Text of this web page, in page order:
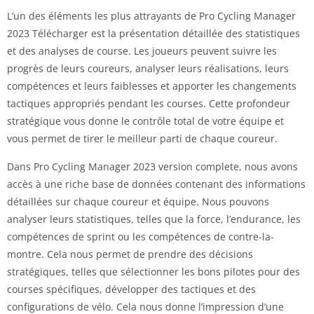
L’un des éléments les plus attrayants de Pro Cycling Manager
2023 Télécharger est la présentation détaillée des statistiques
et des analyses de course. Les joueurs peuvent suivre les
progrès de leurs coureurs, analyser leurs réalisations, leurs
compétences et leurs faiblesses et apporter les changements
tactiques appropriés pendant les courses. Cette profondeur
stratégique vous donne le contrôle total de votre équipe et
vous permet de tirer le meilleur parti de chaque coureur.
Dans Pro Cycling Manager 2023 version complete, nous avons
accès à une riche base de données contenant des informations
détaillées sur chaque coureur et équipe. Nous pouvons
analyser leurs statistiques, telles que la force, l’endurance, les
compétences de sprint ou les compétences de contre-la-
montre. Cela nous permet de prendre des décisions
stratégiques, telles que sélectionner les bons pilotes pour des
courses spécifiques, développer des tactiques et des
configurations de vélo. Cela nous donne l’impression d’une